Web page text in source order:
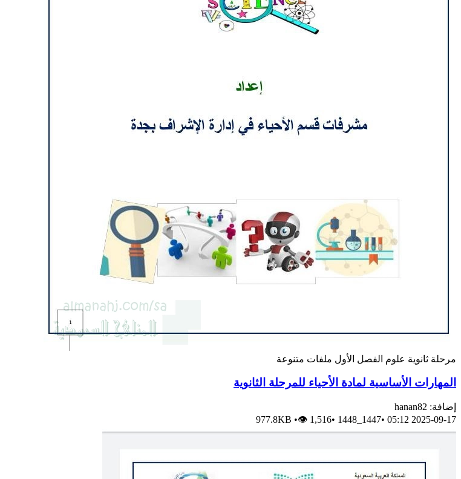
مرحلة ثانوية علوم الفصل الأول ملفات متنوعة
المهارات الأساسية لمادة الأحياء للمرحلة الثانوية
إضافة: hanan82
2025-09-17 05:12
•
1447_1448
•
977.8KB •👁 1,516